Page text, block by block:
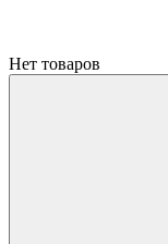
Нет товаров